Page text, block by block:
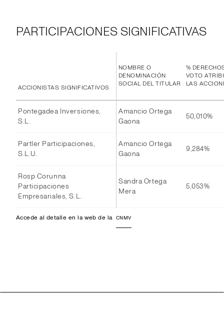
PARTICIPACIONES SIGNIFICATIVAS
ACCIONISTAS SIGNIFICATIVOS
NOMBRE O
DENOMINACIÓN
SOCIAL DEL TITULAR
%
VOTO
LAS
Pontegadea Inversiones,
S.L.
Amancio Ortega
Gaona
50,010%
Partler Participaciones,
S.L.U.
Amancio Ortega
Gaona
9,284%
Rosp Corunna
Participaciones
Empresariales, S.L.
Sandra Ortega
Mera
5,053%
Accede al detalle en la web de la CNMV